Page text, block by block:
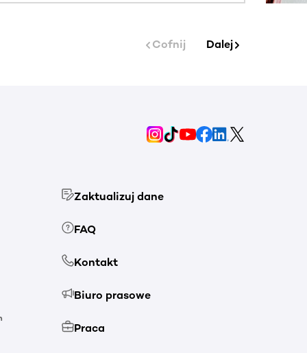
Cofnij Dalej
Zaktualizuj dane
FAQ
Kontakt
Biuro prasowe
Praca